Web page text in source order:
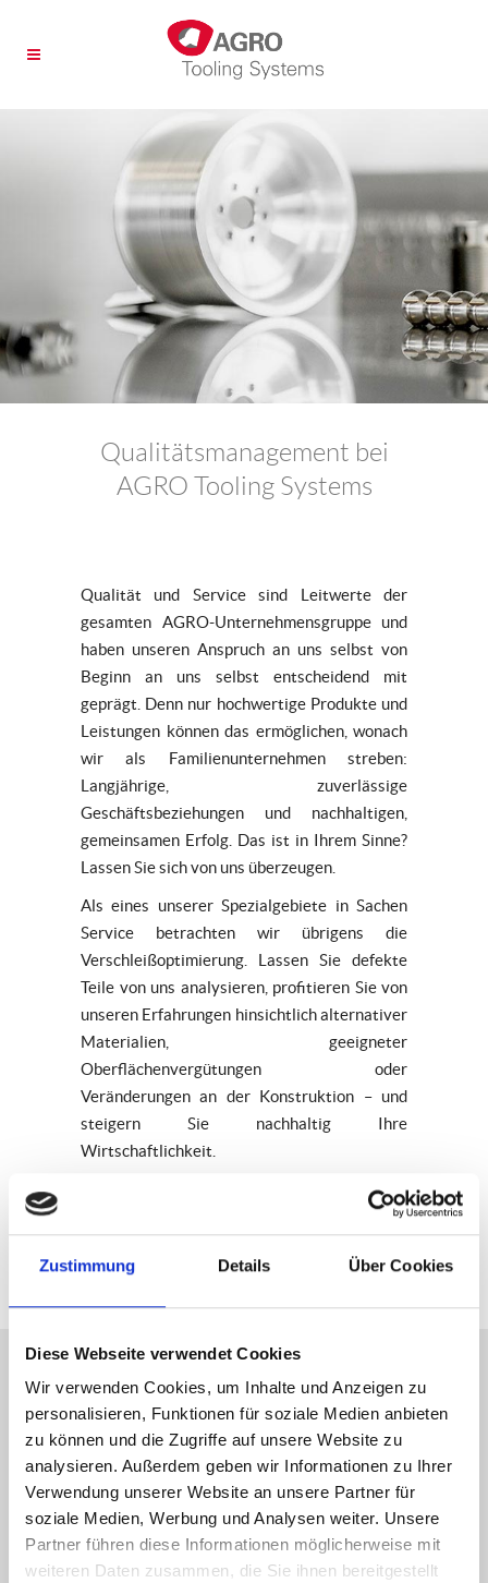
Zustimmung Details Über Cookies
Diese Webseite verwendet Cookies
Wir verwenden Cookies, um Inhalte und Anzeigen zu
personalisieren, Funktionen für soziale Medien anbieten
zu können und die Zugriffe auf unsere Website zu
analysieren. Außerdem geben wir Informationen zu Ihrer
Verwendung unserer Website an unsere Partner für
soziale Medien, Werbung und Analysen weiter. Unsere
Partner führen diese Informationen möglicherweise mit
weiteren Daten zusammen, die Sie ihnen bereitgestellt
Qualitätsmanagement bei
AGRO Tooling Systems
Qualität und Service sind Leitwerte der
gesamten AGRO-Unternehmensgruppe und
haben unseren Anspruch an uns selbst von
Beginn an uns selbst entscheidend mit
geprägt. Denn nur hochwertige Produkte und
Leistungen können das ermöglichen, wonach
wir als Familienunternehmen streben:
Langjährige, zuverlässige
Geschäftsbeziehungen und nachhaltigen,
gemeinsamen Erfolg. Das ist in Ihrem Sinne?
Lassen Sie sich von uns überzeugen.
Als eines unserer Spezialgebiete in Sachen
Service betrachten wir übrigens die
Verschleißoptimierung. Lassen Sie defekte
Teile von uns analysieren, profitieren Sie von
unseren Erfahrungen hinsichtlich alternativer
Materialien, geeigneter
Oberflächenvergütungen oder
Veränderungen an der Konstruktion – und
steigern Sie nachhaltig Ihre
Wirtschaftlichkeit.
Unser Service für Sie
Qualitativ hochwertige Beratung, auf
Wunsch auch bei Ihnen vor Ort
Speziell Beratung zur
Verschleißoptimierung